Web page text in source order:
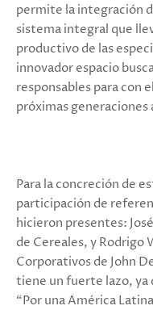
permite la integración
sistema integral que
productivo de las
innovador espacio
responsables para con
próximas generaciones
Para la concreción de
participación de
hicieron presentes:
de Cereales, y Rodrigo
Corporativos de John
tiene un fuerte lazo, ya
“Por una América